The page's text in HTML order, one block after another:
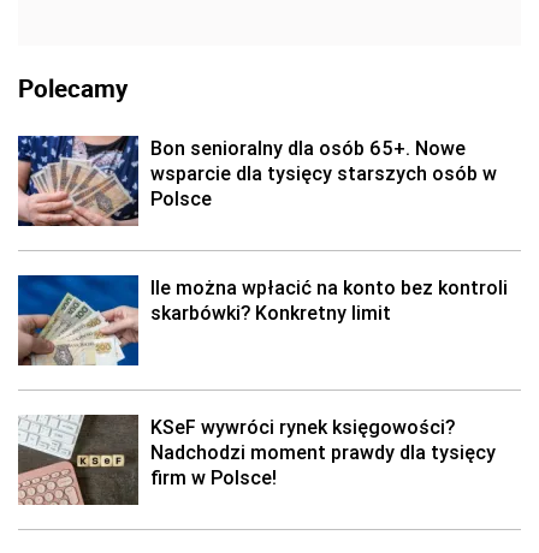
Polecamy
Bon senioralny dla osób 65+. Nowe
wsparcie dla tysięcy starszych osób w
Polsce
Ile można wpłacić na konto bez kontroli
skarbówki? Konkretny limit
KSeF wywróci rynek księgowości?
Nadchodzi moment prawdy dla tysięcy
firm w Polsce!